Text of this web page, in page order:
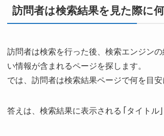
訪問者は検索結果を見た際に
訪問者は検索を行った後、検索エンジン
い情報が含まれるページを探します。
では、訪問者は検索結果ページで何を目
答えは、検索結果に表示される「タイトル」